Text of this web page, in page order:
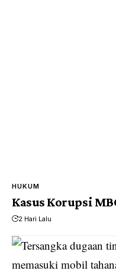
HUKUM
Kasus Korupsi
2 Hari Lalu